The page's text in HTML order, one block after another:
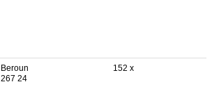
Beroun
267 24
152 x